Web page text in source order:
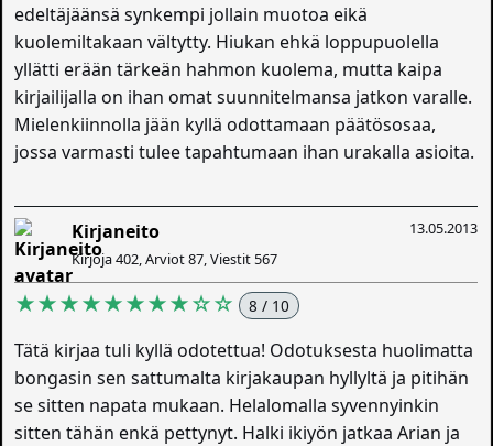
edeltäjäänsä synkempi jollain muotoa eikä
kuolemiltakaan vältytty. Hiukan ehkä loppupuolella
yllätti erään tärkeän hahmon kuolema, mutta kaipa
kirjailijalla on ihan omat suunnitelmansa jatkon varalle.
Mielenkiinnolla jään kyllä odottamaan päätösosaa,
jossa varmasti tulee tapahtumaan ihan urakalla asioita.
13.05.2013
Kirjaneito
Kirjoja 402, Arviot 87, Viestit 567
★★★★★★★★☆☆ 8 / 10
Tätä kirjaa tuli kyllä odotettua! Odotuksesta huolimatta
bongasin sen sattumalta kirjakaupan hyllyltä ja pitihän
se sitten napata mukaan. Helalomalla syvennyinkin
sitten tähän enkä pettynyt. Halki ikiyön jatkaa Arian ja